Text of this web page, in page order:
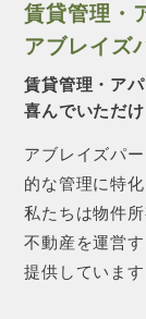
賃貸管理・
アブレイズ
賃貸管理・ア
喜んでいただ
アブレイズパ
的な管理に特
私たちは物件
不動産を運営
提供しています